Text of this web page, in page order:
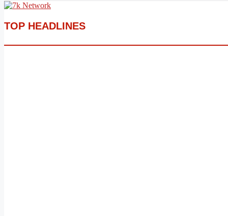
TOP HEADLINES